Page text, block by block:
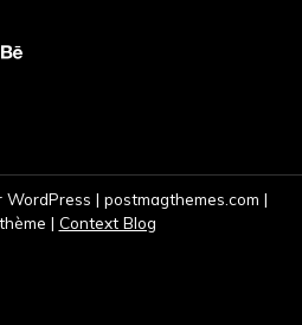
WordPress | postmagthemes.com |
| Context Blog